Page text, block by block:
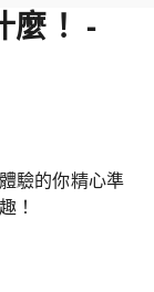
麼！ -
驗的你精心準
！